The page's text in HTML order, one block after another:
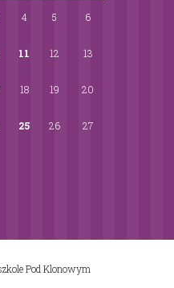
4 5 6
11 12 13
18 19 20
25 26 27
Pod Klonowym